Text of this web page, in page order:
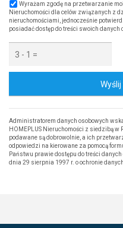
Wyrażam zgodę na przetwarzanie
Nieruchomości dla celów związanych z
nieruchomościami, jednocześnie
posiadać dostęp do treści swoich danych
Administratorem danych osobowych
HOMEPLUS Nieruchomości z siedzibą
podawane są dobrowolnie, a ich
odpowiedzi na kierowane za pomocą
Państwu prawie dostępu do treści
dnia 29 sierpnia 1997 r. o ochronie